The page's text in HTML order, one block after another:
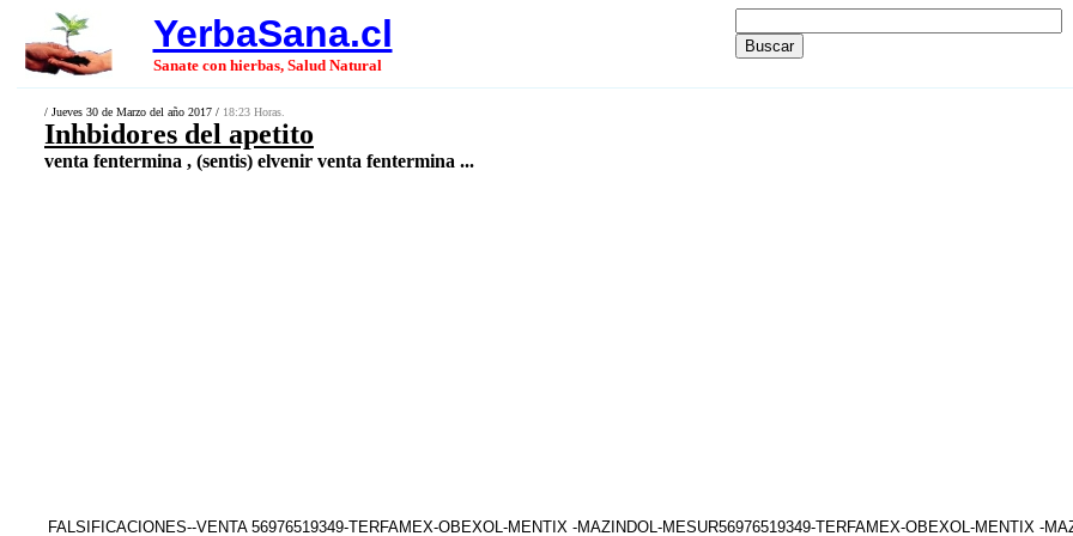
YerbaSana.cl
Sanate con hierbas, Salud Natural
/ Jueves 30 de Marzo del año 2017 / 18:23 Horas.
Inhbidores del apetito
venta fentermina , (sentis) elvenir venta fentermina ...
FALSIFICACIONES--VENTA 56976519349-TERFAMEX-OBEXOL-MENTIX -MAZINDOL-MESUR56976519349-TERFAMEX-OBEXOL-MENTIX -